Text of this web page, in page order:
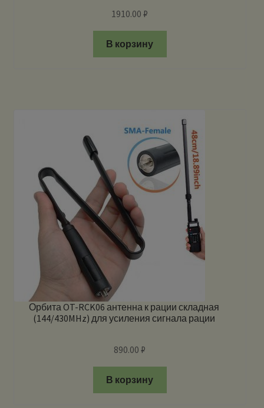
1910.00₽
В корзину
Орбита OT-RCK06 антенна к рации складная
(144/430MHz) для усиления сигнала рации
890.00₽
В корзину